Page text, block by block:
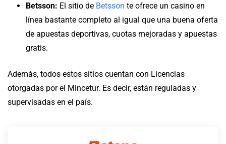
Betsson: El sitio de Betsson te ofrece un casino en
línea bastante completo al igual que una buena oferta
de apuestas deportivas, cuotas mejoradas y apuestas
gratis.
Además, todos estos sitios cuentan con Licencias
otorgadas por el Mincetur. Es decir, están reguladas y
supervisadas en el país.